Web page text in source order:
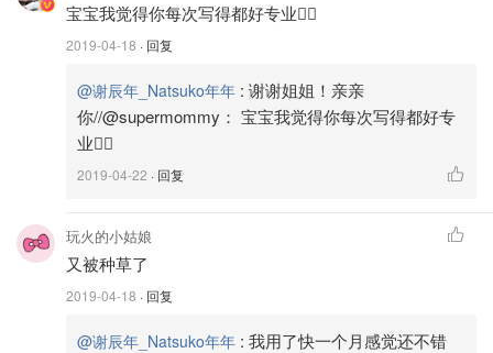
图片来自于@谢辰年_Natsuko年年，转载请注明出处
宝宝我觉得你每次写得都好专业👍🏻
2019-04-18 · 回复
@谢辰年_Natsuko年年 : 谢谢姐姐！亲亲
你//@supermommy： 宝宝我觉得你每次写得都好专
业👍🏻
2019-04-22 · 回复
玩火的小姑娘
又被种草了
2019-04-18 · 回复
@谢辰年_Natsuko年年 : 我用了快一个月感觉还不错